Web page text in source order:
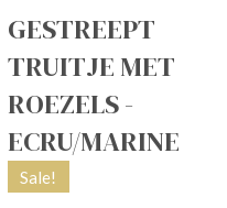
GESTREEPT
TRUITJE MET
ROEZELS -
ECRU/MARINE
Sale!